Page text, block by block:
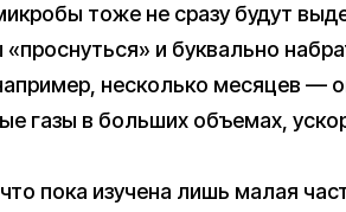
тоже не сразу будут
и буквально
несколько месяцев —
газы в больших объемах,
пока изучена лишь малая